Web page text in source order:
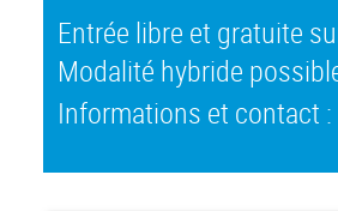
Entrée libre et gratuite
Modalité hybride
Informations et contact :